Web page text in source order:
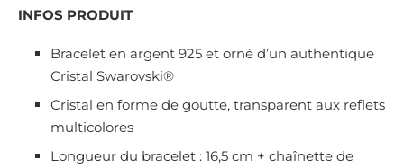
INFOS PRODUIT
Bracelet en argent 925 et orné d’un authentique
Cristal Swarovski®
Cristal en forme de goutte, transparent aux reflets
multicolores
Longueur du bracelet : 16,5 cm + chaînette de